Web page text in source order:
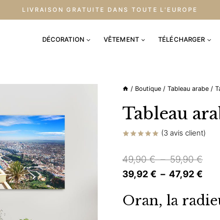
LIVRAISON GRATUITE DANS TOUTE L'EUROPE
DÉCORATION VÊTEMENT TÉLÉCHARGER
/ Boutique / Tableau arabe /
Tableau
sur
notations
client
(3 avis client)
49,90€ – 59,90€Plage
39,92 € – 47,92 €
Oran, la